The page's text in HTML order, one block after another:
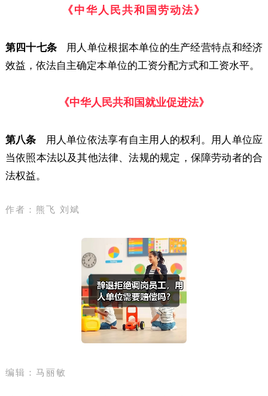
《中华人民共和国劳动法》
第四十七条
用人单位根据本单位的生产经营特点和经济
效益，依法自主确定本单位的工资分配方式和工资水平。
《中华人民共和国就业促进法》
第八条 用人单位依法享有自主用人的权利。用人单位应
当依照本法以及其他法律、法规的规定，保障劳动者的合
法权益。
作者：熊飞 刘斌
编辑：马丽敏